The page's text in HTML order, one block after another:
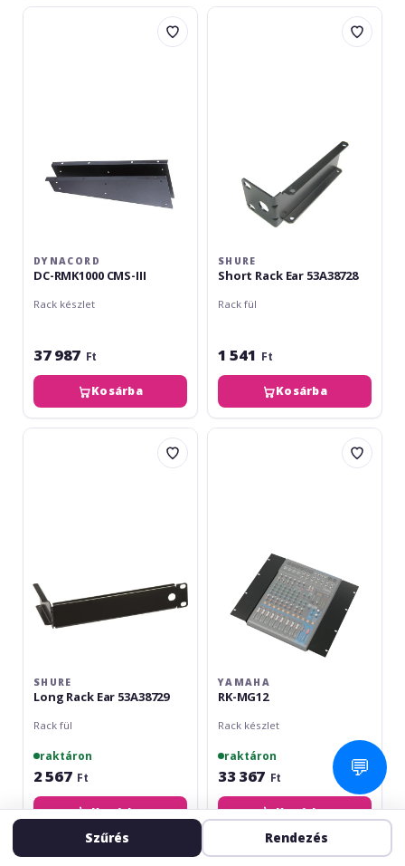
Dynacord
DYNACORD
DC-RMK1000 CMS-III
Rack készlet
37 987 Ft
Kosárba
Shure
SHURE
Short Rack Ear 53A38728
Rack fül
1 541 Ft
Kosárba
Shure
SHURE
Long Rack Ear 53A38729
Rack fül
raktáron
2 567 Ft
Kosárba
Yamaha
YAMAHA
RK-MG12
Rack készlet
raktáron
33 367 Ft
Kosárba
Omnitronic Adam
Szűrés Rendezés
💬